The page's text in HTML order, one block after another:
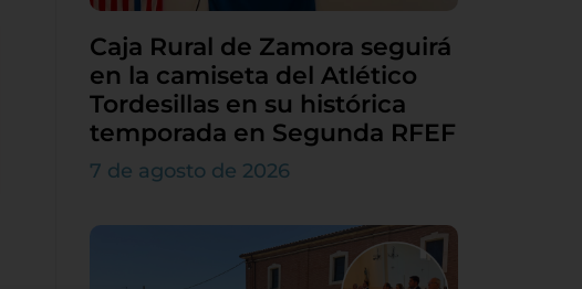
Caja Rural de Zamora seguirá
en la camiseta del Atlético
Tordesillas en su histórica
temporada en Segunda RFEF
7 de agosto de 2026